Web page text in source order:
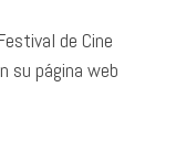
de Cine
su página web